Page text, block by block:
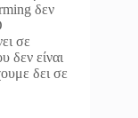
δεν
σε
δεν είναι
δει σε